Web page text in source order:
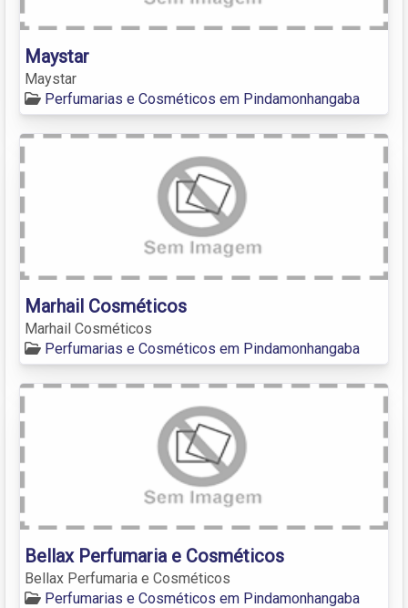
Maystar
Maystar
Perfumarias e Cosméticos em Pindamonhangaba
Marhail Cosméticos
Marhail Cosméticos
Perfumarias e Cosméticos em Pindamonhangaba
Bellax Perfumaria e Cosméticos
Bellax Perfumaria e Cosméticos
Perfumarias e Cosméticos em Pindamonhangaba